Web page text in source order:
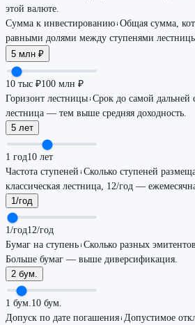
этой валюте.
Сумма к инвестированию Общая сумма,
равными долями между ступенями
5 млн ₽
10 тыс ₽100 млн ₽
Горизонт лестницы Срок до самой дальней
лестница — тем выше средняя доходность.
5 лет
1 год10 лет
Частота ступеней Сколько ступеней
классическая лестница, 12/год —
1/год
1/год12/год
Бумаг на ступень Сколько разных
Больше бумаг — выше диверсификация.
2 бум.
1 бум. 10 бум.
Допуск по дате погашения Допустимое